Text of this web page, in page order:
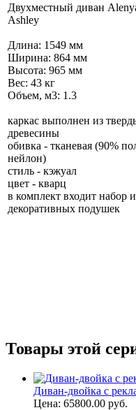
Двухместный диван
Ashley
Длина: 1549 мм
Ширина: 864 мм
Высота: 965 мм
Вес: 43 кг
Объем, м3: 1.3
каркас выполнен из
древесины
обивка - тканевая (90%
нейлон)
стиль - кэжуал
цвет - кварц
в комплект входит набор
декоративных подушек
Товары этой
Диван-двойка с
Цена: 65800.00 руб.